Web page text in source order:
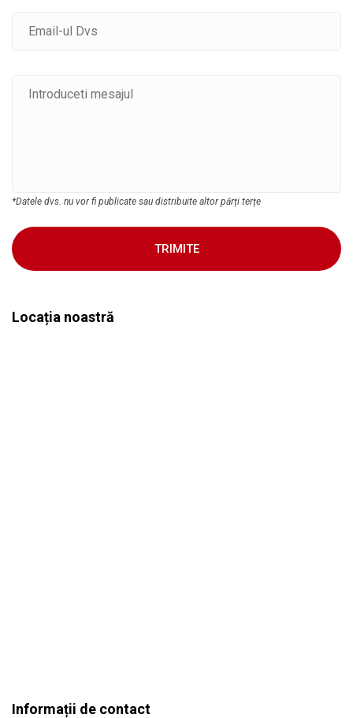
*Datele dvs. nu vor fi publicate sau distribuite altor părți terțe
TRIMITE
Locația noastră
Informații de contact